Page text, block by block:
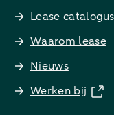
Lease catalogus
Waarom lease
Nieuws
Werken bij